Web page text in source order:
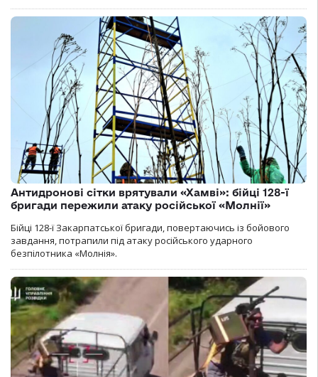
Антидронові сітки врятували «Хамві»: бійці 128-ї
бригади пережили атаку російської «Молнії»
Бійці 128-ї Закарпатської бригади, повертаючись із бойового
завдання, потрапили під атаку російського ударного
безпілотника «Молнія».